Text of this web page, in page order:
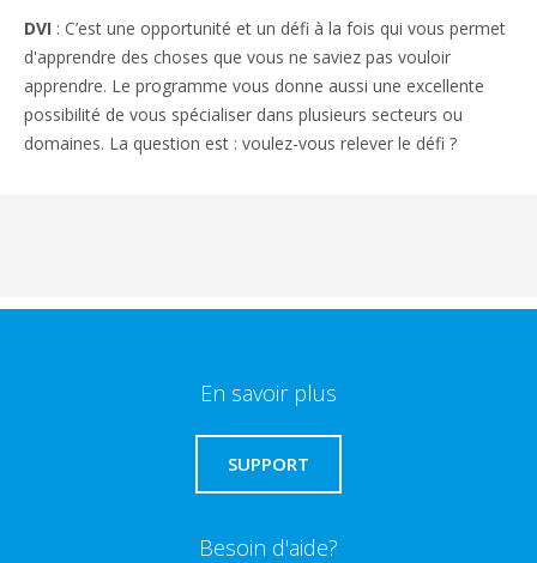
DVI : C’est une opportunité et un défi à la fois qui vous permet
d'apprendre des choses que vous ne saviez pas vouloir
apprendre. Le programme vous donne aussi une excellente
possibilité de vous spécialiser dans plusieurs secteurs ou
domaines. La question est : voulez-vous relever le défi ?
En savoir plus
SUPPORT
Besoin d'aide?